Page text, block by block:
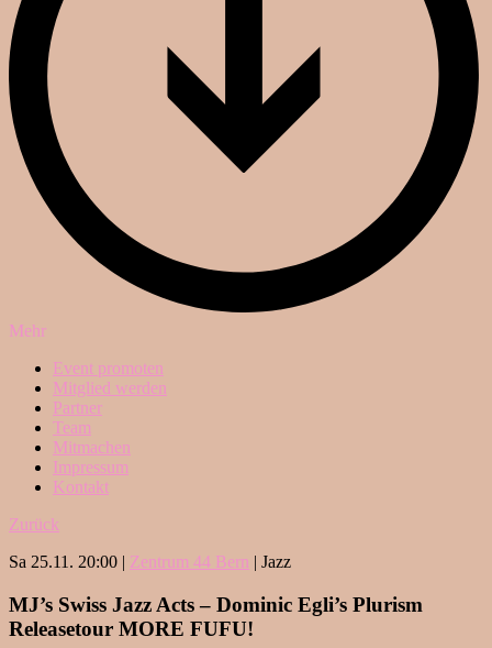
Mehr
Event promoten
Mitglied werden
Partner
Team
Mitmachen
Impressum
Kontakt
Zurück
Sa 25.11. 20:00 | Zentrum 44 Bern | Jazz
MJ’s Swiss Jazz Acts – Dominic Egli’s Plurism
Releasetour MORE FUFU!